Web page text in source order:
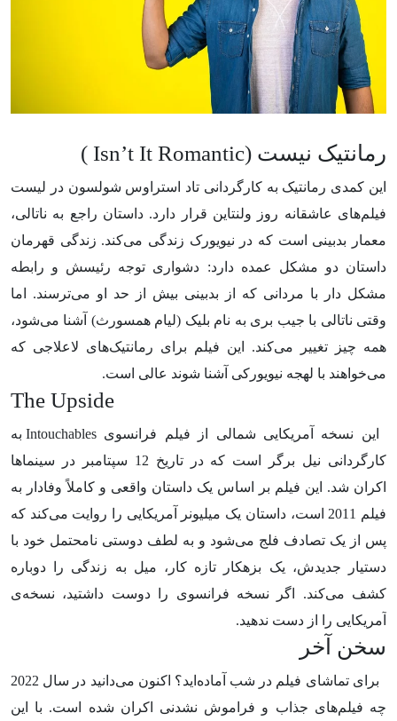
رمانتیک نیست (Isn’t It Romantic )
این کمدی رمانتیک به کارگردانی تاد استراوس شولسون در لیست
فیلم‌های عاشقانه روز ولنتاین قرار دارد. داستان راجع به ناتالی،
معمار بدبینی است که در نیویورک زندگی می‌کند. زندگی قهرمان
داستان دو مشکل عمده دارد: دشواری توجه رئیسش و رابطه
مشکل دار با مردانی که از بدبینی بیش از حد او می‌ترسند. اما
وقتی ناتالی با جیب بری به نام بلیک (لیام همسورث) آشنا می‌شود،
همه چیز تغییر می‌کند. این فیلم برای رمانتیک‌های لاعلاجی که
می‌خواهند با لهجه نیویورکی آشنا شوند عالی است.
The Upside
این نسخه آمریکایی شمالی از فیلم فرانسوی Intouchables به
کارگردانی نیل برگر است که در تاریخ 12 سپتامبر در سینماها
اکران شد. این فیلم بر اساس یک داستان واقعی و کاملاً وفادار به
فیلم 2011 است، داستان یک میلیونر آمریکایی را روایت می‌کند که
پس از یک تصادف فلج می‌شود و به لطف دوستی نامحتمل خود با
دستیار جدیدش، یک بزهکار تازه کار، میل به زندگی را دوباره
کشف می‌کند. اگر نسخه فرانسوی را دوست داشتید، نسخه‌ی
آمریکایی را از دست ندهید.
سخن آخر
برای تماشای فیلم در شب آماده‌اید؟ اکنون می‌دانید در سال 2022
چه فیلم‌های جذاب و فراموش نشدنی اکران شده است. با این